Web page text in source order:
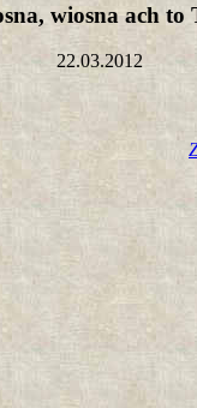
wiosna ach
22.03.2012